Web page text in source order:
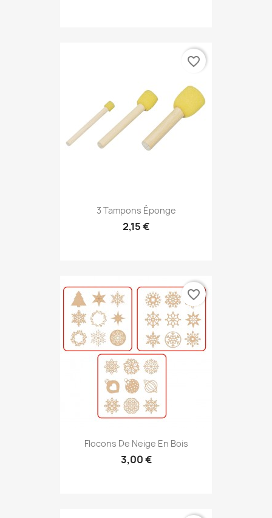
3 Tampons Éponge
2,15 €
favorite_border
Flocons De Neige En Bois
3,00 €
favorite_border